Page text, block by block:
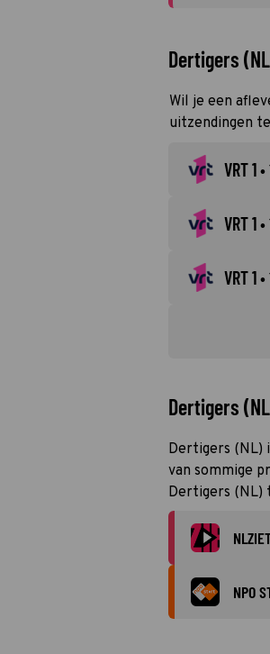
Dertigers
Wil je een
uitzendingen
VRT 1•
VRT 1•
VRT 1•
Dertigers
Dertigers (NL)
van sommige
Dertigers (NL)
NPO